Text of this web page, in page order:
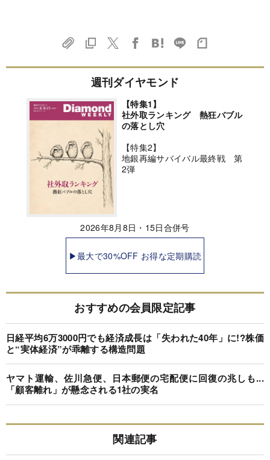
週刊ダイヤモンド
【特集1】
社外取ランキング 熱狂バブル
の落とし穴
【特集2】
地銀再編サバイバル最終戦 第
2弾
2026年8月8日・15日合併号
▶最大で30%OFF お得な定期購読
おすすめの会員限定記事
日経平均6万3000円でも経済成長は「失われた40年」に!?株価
と“実体経済”が乖離する構造問題
ヤマト運輸、佐川急便、日本郵便の宅配便に回復の兆しも...
「顧客離れ」が懸念される1社の実名
関連記事